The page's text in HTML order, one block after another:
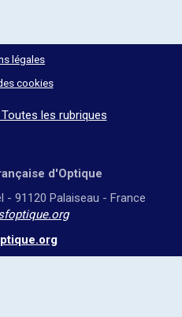
légales
cookies
d'Optique
- 91120 Palaiseau - France